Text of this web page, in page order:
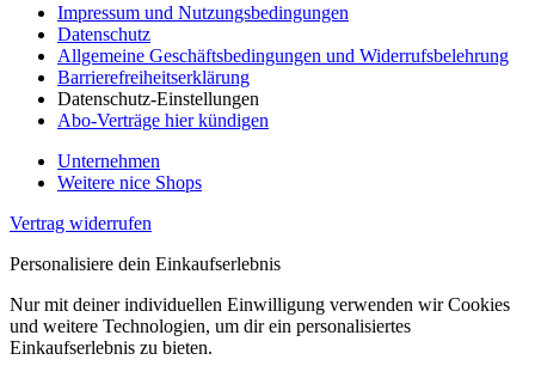
Impressum und Nutzungsbedingungen
Datenschutz
Allgemeine Geschäftsbedingungen und Widerrufsbelehrung
Barrierefreiheitserklärung
Datenschutz-Einstellungen
Abo-Verträge hier kündigen
Unternehmen
Weitere nice Shops
Vertrag widerrufen
Personalisiere dein Einkaufserlebnis
Nur mit deiner individuellen Einwilligung verwenden wir Cookies
und weitere Technologien, um dir ein personalisiertes
Einkaufserlebnis zu bieten.